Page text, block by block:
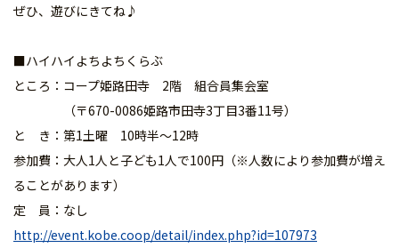
ぜひ、遊びにきてね♪
■ハイハイよちよちくらぶ
ところ：コープ姫路田寺 2階 組合員集会室
（〒670-0086姫路市田寺3丁目3番11号）
と き：第1土曜 10時半～12時
参加費：大人1人と子ども1人で100円（※人数により参加費が増え
ることがあります）
定 員：なし
http://event.kobe.coop/detail/index.php?id=107973